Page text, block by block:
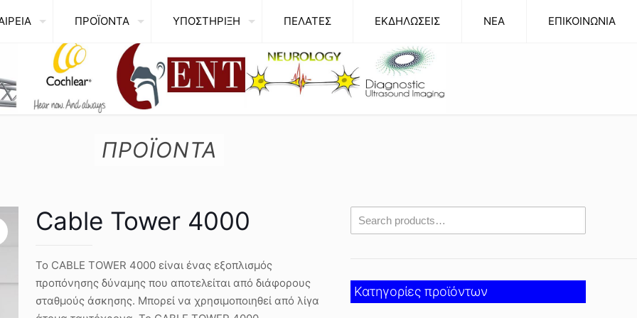
ΠΡΟΪΟΝΤΑ ΥΠΟΣΤΗΡΙΞΗ ΠΕΛΑΤΕΣ ΕΚΔΗΛΩΣΕΙΣ NEA ΕΠΙΚΟΙΝΩΝΙΑ
ΠΡΟΪΟΝΤΑ
Cable Tower 4000
Το CABLE TOWER 4000 είναι ένας εξοπλισμός
προπόνησης δύναμης που αποτελείται από διάφορους
σταθμούς άσκησης. Μπορεί να χρησιμοποιηθεί από λίγα
Κατηγορίες προϊόντων